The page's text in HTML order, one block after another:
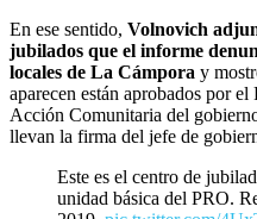
En ese sentido, Volnovich
jubilados que el informe
locales de La Cámpora y
aparecen están aprobados por
Acción Comunitaria del
llevan la firma del jefe de
Este es el centro de
unidad básica del PRO.